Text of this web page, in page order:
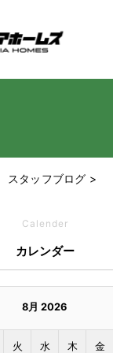
スタッフブログ
Calender
カレンダー
8月 2026
火 水 木 金